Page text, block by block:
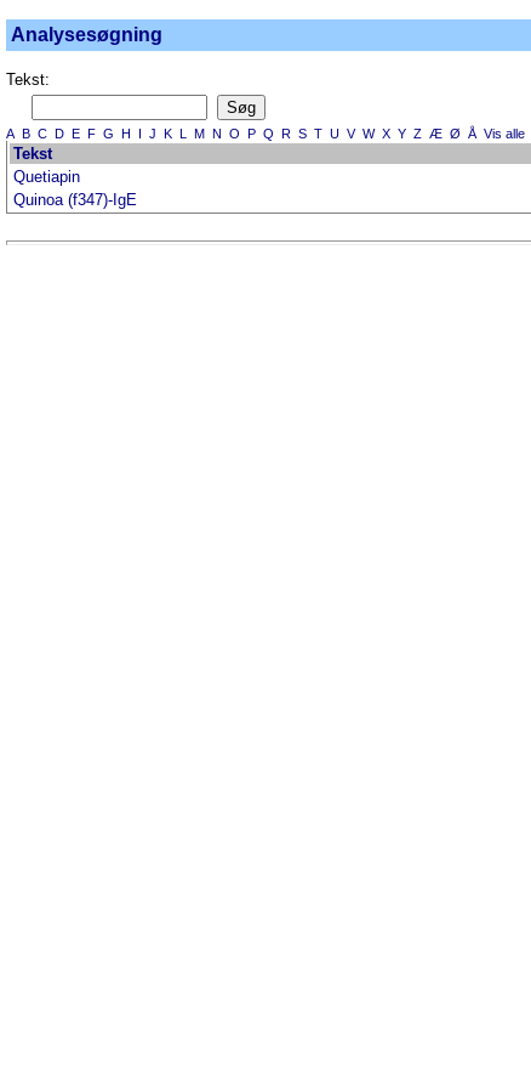
Analysesøgning
Tekst:
A B C D E F G H I J K L M N O P Q R S T U V W X Y Z Æ Ø Å Vis alle
Tekst
Quetiapin
Quinoa (f347)-IgE